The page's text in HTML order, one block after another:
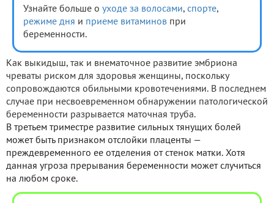
Узнайте больше о уходе за волосами, спорте,
режиме дня и приеме витаминов при
беременности.
Как выкидыш, так и внематочное развитие эмбриона
чреваты риском для здоровья женщины, поскольку
сопровождаются обильными кровотечениями. В последнем
случае при несвоевременном обнаружении патологической
беременности разрывается маточная труба.
В третьем триместре развитие сильных тянущих болей
может быть признаком отслойки плаценты —
преждевременного ее отделения от стенок матки. Хотя
данная угроза прерывания беременности может случиться
на любом сроке.